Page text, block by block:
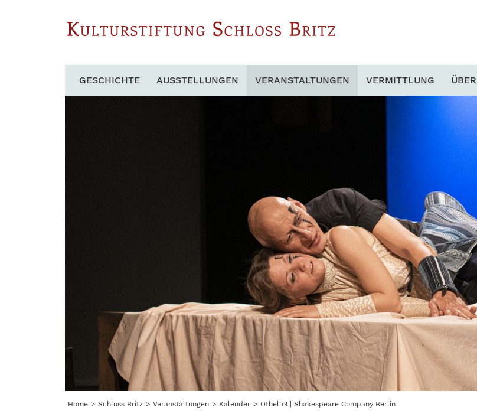
GESCHICHTE AUSSTELLUNGEN VERANSTALTUNGEN VERMITTLUNG
Home Schloss Britz Veranstaltungen Kalender Othello! | Shakespeare Company Berlin